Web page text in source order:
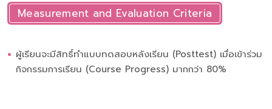
Measurement and Evaluation Criteria
ผู้เรียนจะมีสิทธิ์ทำแบบทดสอบหลังเรียน (Posttest) เมื่อเข้าร่วม
กิจกรรมการเรียน (Course Progress) มากกว่า 80%